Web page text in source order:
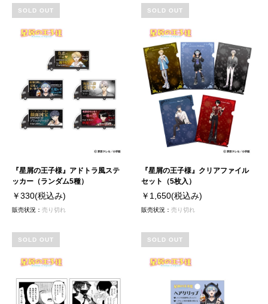
SOLD OUT
『星屑の王子様』アドトラ風ステ
ッカー（ランダム5種）
￥330(税込み)
販売状況： 売り切れ
SOLD OUT
『星屑の王子様』クリアファイル
セット（5枚入）
￥1,650(税込み)
販売状況：売り切れ
SOLD OUT SOLD OUT